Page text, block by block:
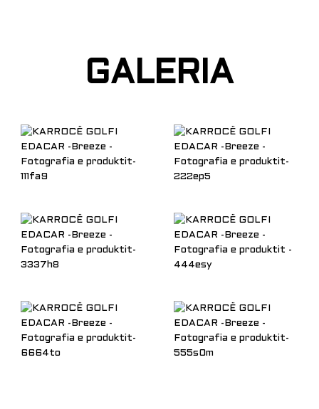
GALERIA